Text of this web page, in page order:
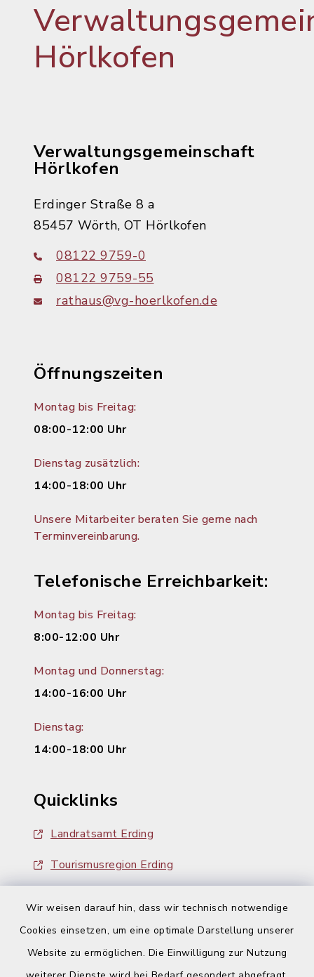
Wir weisen darauf hin, dass wir technisch notwendige
Cookies einsetzen, um eine optimale Darstellung unserer
Website zu ermöglichen. Die Einwilligung zur Nutzung
Hörlkofen
Verwaltungsgemeinschaft
Hörlkofen
Erdinger Straße 8 a
85457 Wörth, OT Hörlkofen
08122 9759-0
08122 9759-55
rathaus@vg-hoerlkofen.de
Öffnungszeiten
Montag bis Freitag:
08:00-12:00 Uhr
Dienstag zusätzlich:
14:00-18:00 Uhr
Unsere Mitarbeiter beraten Sie gerne nach
Terminvereinbarung.
Telefonische Erreichbarkeit:
Montag bis Freitag:
8:00-12:00 Uhr
Montag und Donnerstag:
14:00-16:00 Uhr
Dienstag:
14:00-18:00 Uhr
Quicklinks
Landratsamt Erding
Tourismusregion Erding